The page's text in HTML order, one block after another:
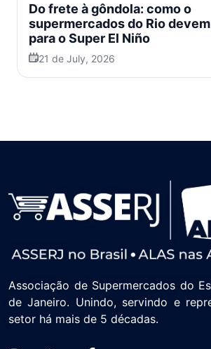
Do frete à gôndola: como o
supermercados do Rio
para o Super El Niño
21 de July, 2026
Associação de Supermercados do
de Janeiro. Unindo, servindo e
setor há mais de 5 décadas.